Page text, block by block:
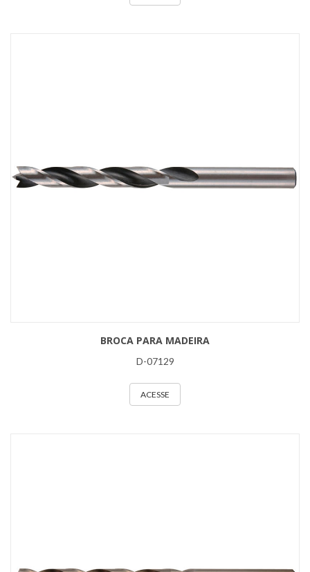
BROCA PARA MADEIRA
D-07129
ACESSE